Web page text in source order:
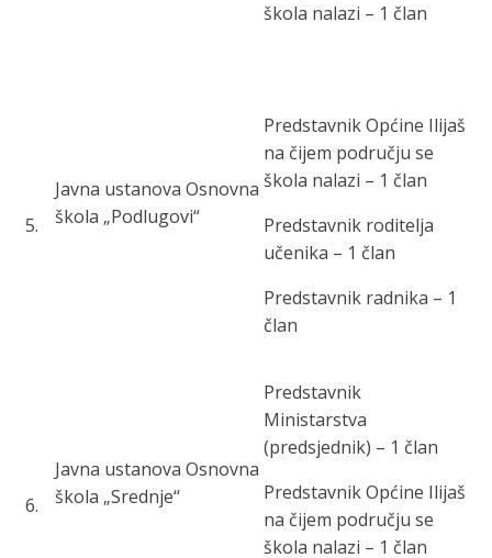
škola nalazi – 1 član
5.
Javna ustanova Osnovna
škola „Podlugovi“
Predstavnik Općine Ilijaš
na čijem području se
škola nalazi – 1 član
Predstavnik roditelja
učenika – 1 član
Predstavnik radnika – 1
član
6.
Javna ustanova Osnovna
škola „Srednje“
Predstavnik
Ministarstva
(predsjednik) – 1 član
Predstavnik Općine Ilijaš
na čijem području se
škola nalazi – 1 član